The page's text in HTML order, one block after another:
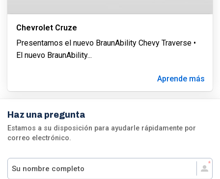
Chevrolet Cruze
Presentamos el nuevo BraunAbility Chevy Traverse •
El nuevo BraunAbility...
Aprende más
Haz una pregunta
Estamos a su disposición para ayudarle rápidamente por
correo electrónico.